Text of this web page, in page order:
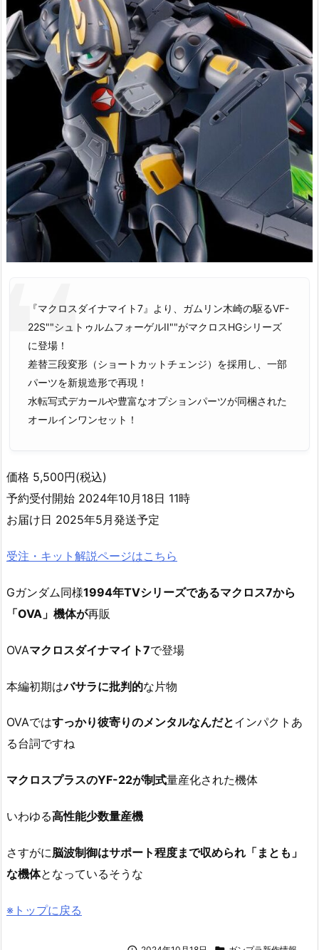
『マクロスダイナマイト7』より、ガムリン木崎の駆るVF-
22S""シュトゥルムフォーゲルII""がマクロスHGシリーズ
に登場！
差替三段変形（ショートカットチェンジ）を採用し、一部
パーツを新規造形で再現！
水転写式デカールや豊富なオプションパーツが同梱された
オールインワンセット！
価格 5,500円(税込)
予約受付開始 2024年10月18日 11時
お届け日 2025年5月発送予定
受注・キット解説ページはこちら
Gガンダム同様1994年TVシリーズであるマクロス7から
「OVA」機体が再販
OVAマクロスダイナマイト7で登場
本編初期はバサラに批判的な片物
OVAではすっかり彼寄りのメンタルなんだとインパクトあ
る台詞ですね
マクロスプラスのYF-22が制式量産化された機体
いわゆる高性能少数量産機
さすがに脳波制御はサポート程度まで収められ「まとも」
な機体となっているそうな
※トップに戻る